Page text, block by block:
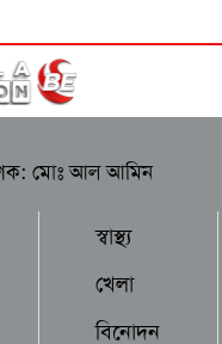
মোঃ আল আমিন
স্বাস্থ্য
খেলা
বিনোদন